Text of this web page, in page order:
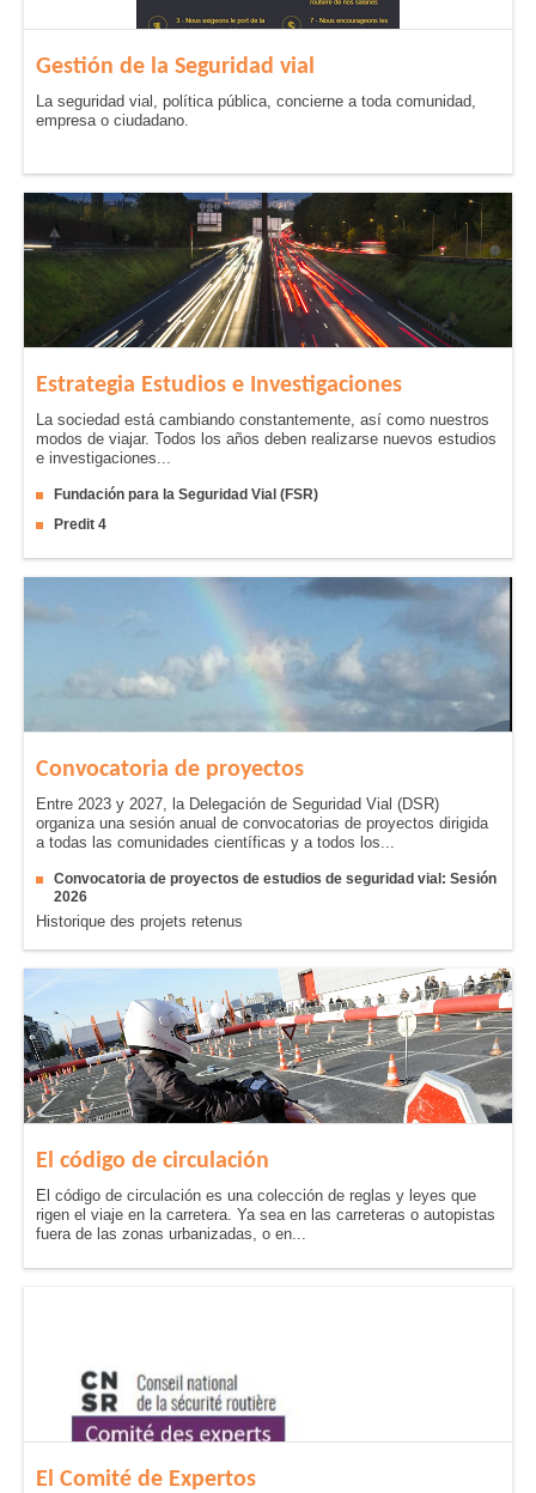
principios del decenio de 1970 a 8.000 en 2000, 4.000 en 2010
y 3.267 en 2022, a pesar del aumento del tráfico en los últimos
decenios.
Gestión de la Seguridad vial
La seguridad vial, política pública, concierne a toda comunidad,
empresa o ciudadano.
Estrategia Estudios e Investigaciones
La sociedad está cambiando constantemente, así como nuestros
modos de viajar. Todos los años deben realizarse nuevos estudios
e investigaciones...
Fundación para la Seguridad Vial (FSR)
Predit 4
Convocatoria de proyectos
Entre 2023 y 2027, la Delegación de Seguridad Vial (DSR)
organiza una sesión anual de convocatorias de proyectos dirigida
a todas las comunidades científicas y a todos los...
Convocatoria de proyectos de estudios de seguridad vial: Sesión
2026
Historique des projets retenus
El código de circulación
El código de circulación es una colección de reglas y leyes que
rigen el viaje en la carretera. Ya sea en las carreteras o autopistas
fuera de las zonas urbanizadas, o en...
El Comité de Expertos